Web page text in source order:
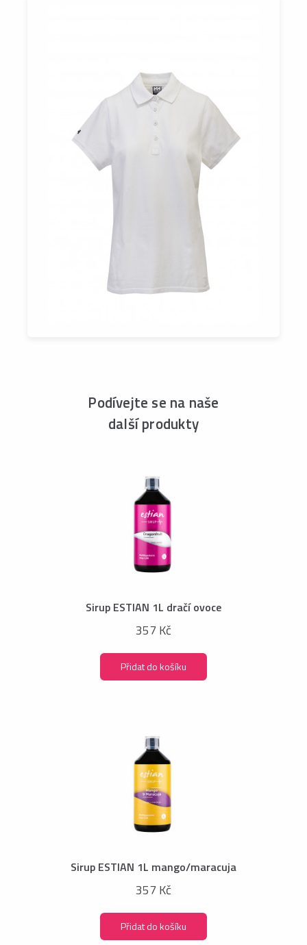
Podívejte se na naše
další produkty
Sirup ESTIAN 1L dračí ovoce
357 Kč
Přidat do košíku
Sirup ESTIAN 1L mango/maracuja
357 Kč
Přidat do košíku